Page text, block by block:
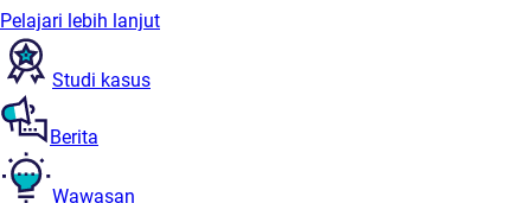
Pelajari lebih lanjut
Studi kasus
Berita
Wawasan